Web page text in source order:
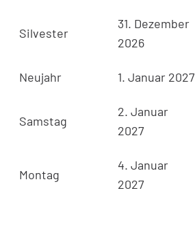
Silvester
31. Dezember
2026
Neujahr 1. Januar 2027
Samstag
2. Januar
2027
Montag
4. Januar
2027